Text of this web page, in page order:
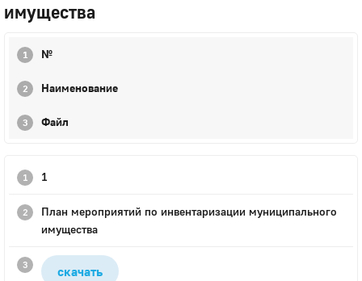
имущества
№
Наименование
Файл
1
План мероприятий по инвентаризации муниципального
имущества
скачать